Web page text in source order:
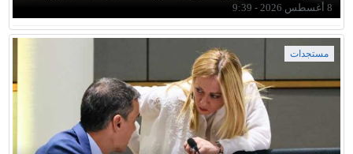
8 أغسطس 2026 - 9:39
مستجدات